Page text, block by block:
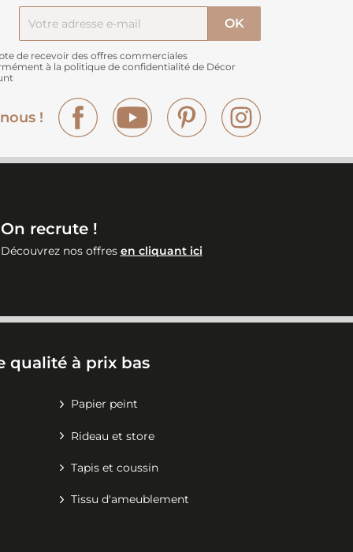
de recevoir des offres commerciales
à la politique de confidentialité de Décor
!
Facebook YouTube Pinterest
On recrute !
Découvrez nos offres en cliquant ici
qualité à prix bas
Papier peint
Rideau et store
Tapis et coussin
Tissu d'ameublement